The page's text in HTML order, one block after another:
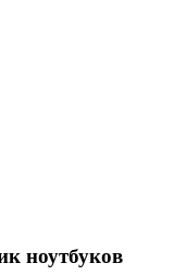
ноутбуков